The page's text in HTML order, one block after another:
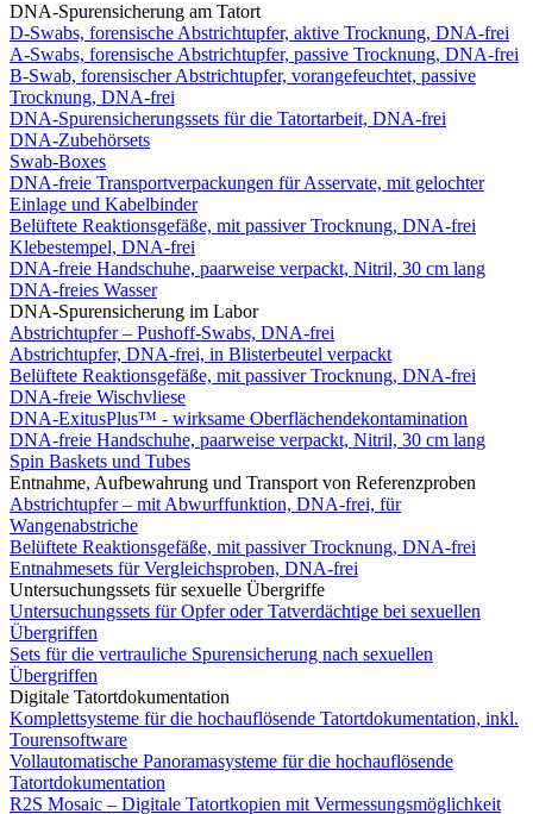
DNA-Spurensicherung am Tatort
D-Swabs, forensische Abstrichtupfer, aktive Trocknung, DNA-frei
A-Swabs, forensische Abstrichtupfer, passive Trocknung, DNA-frei
B-Swab, forensischer Abstrichtupfer, vorangefeuchtet, passive
Trocknung, DNA-frei
DNA-Spurensicherungssets für die Tatortarbeit, DNA-frei
DNA-Zubehörsets
Swab-Boxes
DNA-freie Transportverpackungen für Asservate, mit gelochter
Einlage und Kabelbinder
Belüftete Reaktionsgefäße, mit passiver Trocknung, DNA-frei
Klebestempel, DNA-frei
DNA-freie Handschuhe, paarweise verpackt, Nitril, 30 cm lang
DNA-freies Wasser
DNA-Spurensicherung im Labor
Abstrichtupfer – Pushoff-Swabs, DNA-frei
Abstrichtupfer, DNA-frei, in Blisterbeutel verpackt
Belüftete Reaktionsgefäße, mit passiver Trocknung, DNA-frei
DNA-freie Wischvliese
DNA-ExitusPlus™ - wirksame Oberflächendekontamination
DNA-freie Handschuhe, paarweise verpackt, Nitril, 30 cm lang
Spin Baskets und Tubes
Entnahme, Aufbewahrung und Transport von Referenzproben
Abstrichtupfer – mit Abwurffunktion, DNA-frei, für
Wangenabstriche
Belüftete Reaktionsgefäße, mit passiver Trocknung, DNA-frei
Entnahmesets für Vergleichsproben, DNA-frei
Untersuchungssets für sexuelle Übergriffe
Untersuchungssets für Opfer oder Tatverdächtige bei sexuellen
Übergriffen
Sets für die vertrauliche Spurensicherung nach sexuellen
Übergriffen
Digitale Tatortdokumentation
Komplettsysteme für die hochauflösende Tatortdokumentation, inkl.
Tourensoftware
Vollautomatische Panoramasysteme für die hochauflösende
Tatortdokumentation
R2S Mosaic – Digitale Tatortkopien mit Vermessungsmöglichkeit